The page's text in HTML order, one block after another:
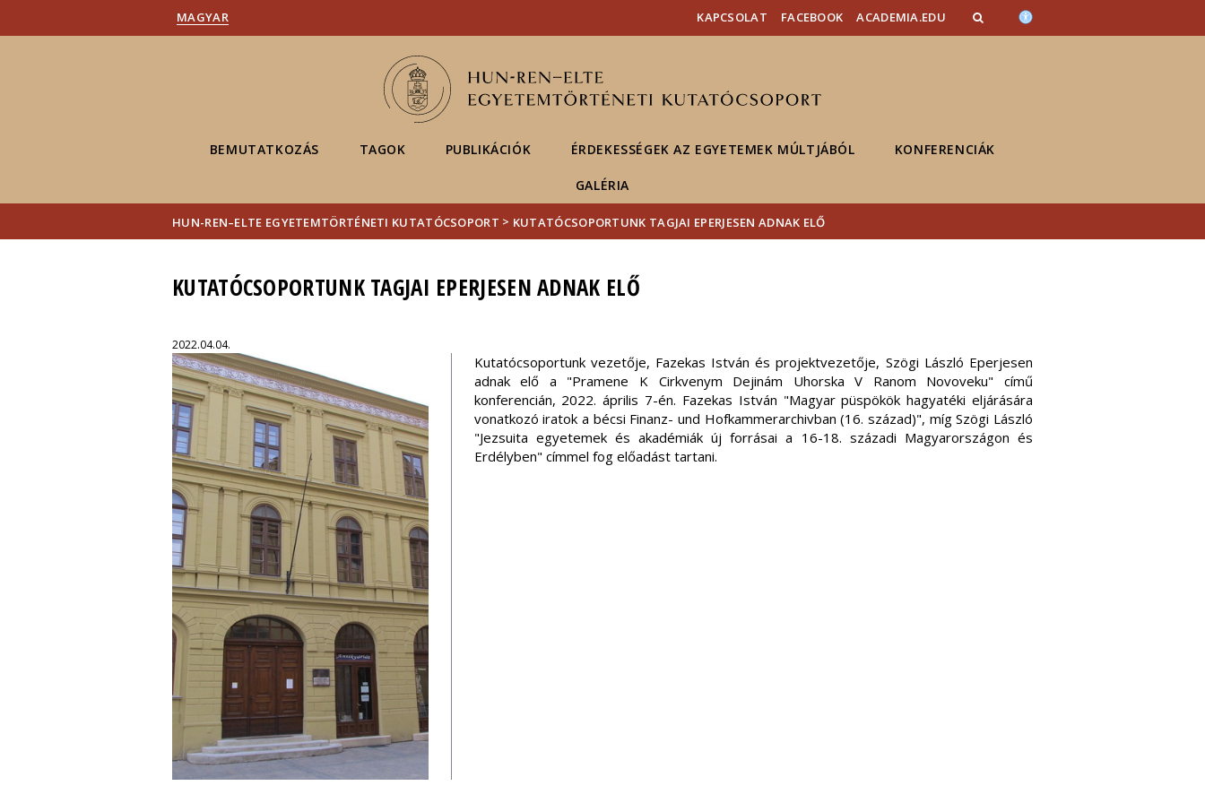
MAGYAR KAPCSOLAT FACEBOOK ACADEMIA.EDU
BEMUTATKOZÁS TAGOK PUBLIKÁCIÓK ÉRDEKESSÉGEK AZ EGYETEMEK MÚLTJÁBÓL KONFERENCIÁK
GALÉRIA
HUN-REN–ELTE EGYETEMTÖRTÉNETI KUTATÓCSOPORT > KUTATÓCSOPORTUNK TAGJAI EPERJESEN ADNAK ELŐ
KUTATÓCSOPORTUNK TAGJAI EPERJESEN ADNAK ELŐ
2022.04.04.
Kutatócsoportunk vezetője, Fazekas István és projektvezetője, Szögi László Eperjesen
adnak elő a "Pramene K Cirkvenym Dejinám Uhorska V Ranom Novoveku" című
konferencián, 2022. április 7-én. Fazekas István "Magyar püspökök hagyatéki eljárására
vonatkozó iratok a bécsi Finanz- und Hofkammerarchivban (16. század)", míg Szögi László
"Jezsuita egyetemek és akadémiák új forrásai a 16-18. századi Magyarországon és
Erdélyben" címmel fog előadást tartani.